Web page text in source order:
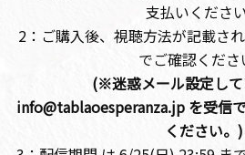
支払いください
2：ご購入後、視聴方法が記載さ
でご確認くださ
(※迷惑メール設定して
info@tablaoesperanza.jp を受信
ください。)